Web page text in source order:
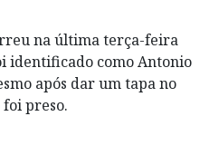
na última terça-feira
identificado como Antonio
após dar um tapa no
preso.